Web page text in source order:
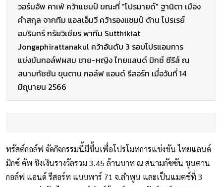
วอร์มอัพ คาเฟ่ คว้าแชมป์ ขณะที่ "โปรมายด์" ฐานิตา เมือง
คำสกุล จากทีม แอลเอ็มวี คว้ารองแชมป์ ด้าน โปรเรย์
อมรินทร์ กรัยวิเชียร พาทีม Sutthikiat
Jongaphirattanakul คว้าอันดับ 3 รอบโปรแอมการ
แข่งขันกอล์ฟผสม ชาย-หญิง ไทยแลนด์ มิกซ์ ซีรีส์ ณ
สนามกัซซัน ขุนตาน กอล์ฟ แอนด์ รีสอร์ท เมื่อวันที่ 14
มิถุนายน 2566
ทรัสต์กอล์ฟ จัดกิจกรรมนี้มีขึ้นเพื่อโปรโมทการแข่งขัน ไทยแลนด์
มิกซ์ คัพ ชิงเงินรางวัลรวม 3.45 ล้านบาท ณ สนามกัซซัน ขุนตาน
กอล์ฟ แอนด์ รีสอร์ท แบบพาร์ 71 จ.ลำพูน และเป็นแมตช์ที่ 3